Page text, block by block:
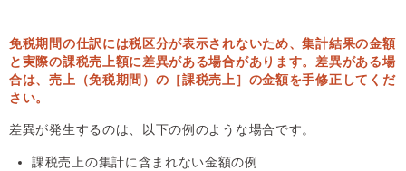
免税期間の仕訳には税区分が表示されないため、集計結果の金額
と実際の課税売上額に差異がある場合があります。差異がある場
合は、売上（免税期間）の［課税売上］の金額を手修正してくだ
さい。
差異が発生するのは、以下の例のような場合です。
課税売上の集計に含まれない金額の例